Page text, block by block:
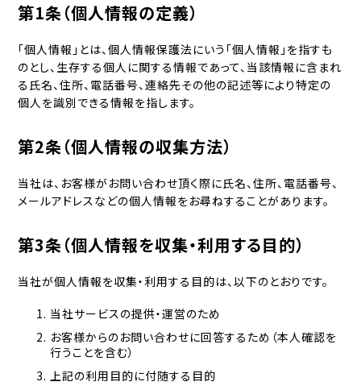
第1条（個人情報の定義）
「個人情報」とは、個人情報保護法にいう「個人情報」を指すも
のとし、生存する個人に関する情報であって、当該情報に含まれ
る氏名、住所、電話番号、連絡先その他の記述等により特定の
個人を識別できる情報を指します。
第2条（個人情報の収集方法）
当社は、お客様がお問い合わせ頂く際に氏名、住所、電話番号、
メールアドレスなどの個人情報をお尋ねすることがあります。
第3条（個人情報を収集・利用する目的）
当社が個人情報を収集・利用する目的は、以下のとおりです。
当社サービスの提供・運営のため
お客様からのお問い合わせに回答するため（本人確認を
行うことを含む）
上記の利用目的に付随する目的